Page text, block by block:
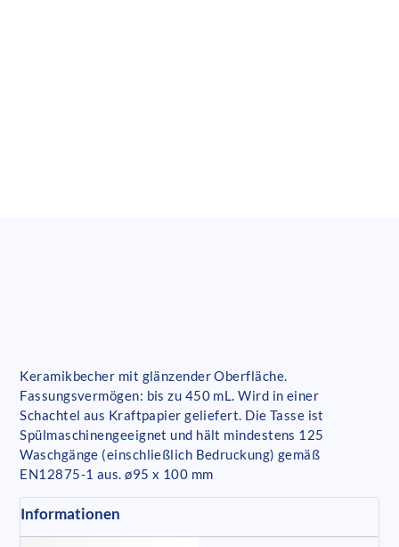
Keramikbecher mit glänzender Oberfläche.
Fassungsvermögen: bis zu 450 mL. Wird in einer
Schachtel aus Kraftpapier geliefert. Die Tasse ist
Spülmaschinengeeignet und hält mindestens 125
Waschgänge (einschließlich Bedruckung) gemäß
EN12875-1 aus. ø95 x 100 mm
Informationen